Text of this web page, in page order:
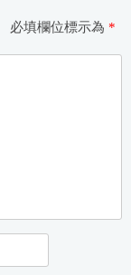
必填欄位標示為 *